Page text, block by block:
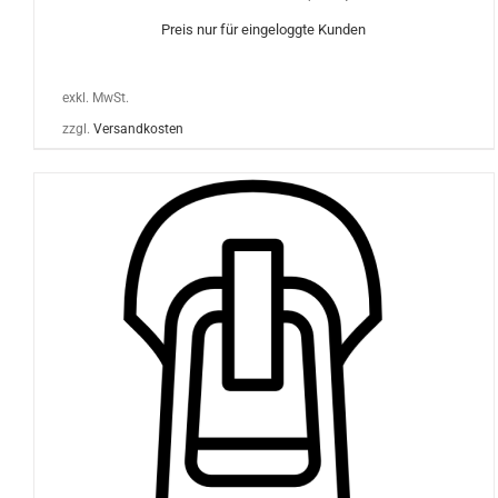
Preis nur für eingeloggte Kunden
exkl. MwSt.
zzgl. Versandkosten
AUSFÜHRUNG WÄHLEN
DIESES
PRODUKT